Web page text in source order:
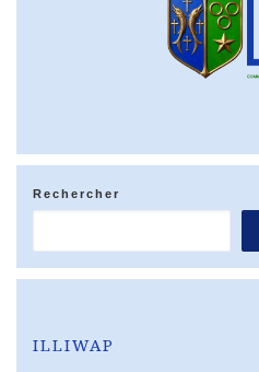
Rechercher
ILLIWAP